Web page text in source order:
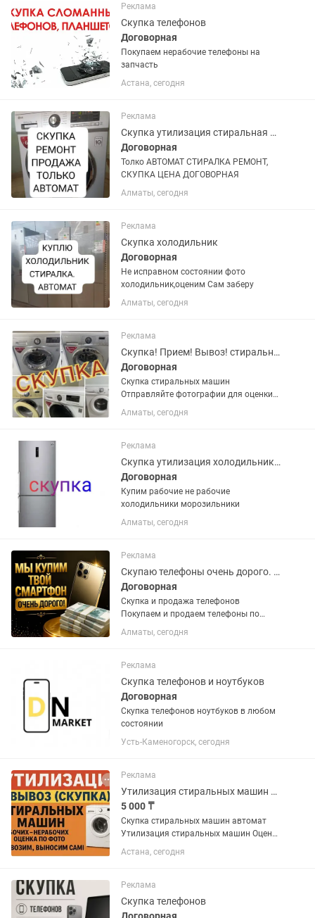
от 35 000 тнг и выше. и мы также
можем...
Реклама
Скупка телефонов
Договорная
Покупаем нерабочие телефоны на
запчасть
Астана, сегодня
Реклама
Скупка утилизация стиральная машинка
Договорная
Толко АВТОМАТ СТИРАЛКА РЕМОНТ,
СКУПКА ЦЕНА ДОГОВОРНАЯ
Алматы, сегодня
Реклама
Скупка холодильник
Договорная
Не исправном состоянии фото
холодильник,оценим Сам заберу
Алматы, сегодня
Реклама
Скупка! Прием! Вывоз! стиральных машин
Договорная
Скупка стиральных машин
Отправляйте фотографии для оценки
Вывоз по городу и за городом Выезд в
течении часа Демонтируем сами
Алматы, сегодня
Реклама
Скупка утилизация холодильников
Договорная
Купим рабочие не рабочие
холодильники морозильники
Алматы, сегодня
Реклама
Скупаю телефоны очень дорого. Расчет сразу
Договорная
Скупка и продажа телефонов
Покупаем и продаем телефоны по
выгодным ценам в Алматы!
Принимаем любые телефоны: • Новые
сделка - 10-15 минут • Честная оценка
без...
Алматы, сегодня
Реклама
Скупка телефонов и ноутбуков
Договорная
Скупка телефонов ноутбуков в любом
состоянии
Усть-Каменогорск, сегодня
Реклама
Утилизация стиральных машин автомат
5 000 ₸
Скупка стиральных машин автомат
Утилизация стиральных машин Оценка
Астана, сегодня
Реклама
Скупка телефонов